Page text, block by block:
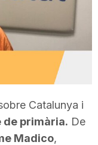
Catalunya i
de primària. De
Madico,